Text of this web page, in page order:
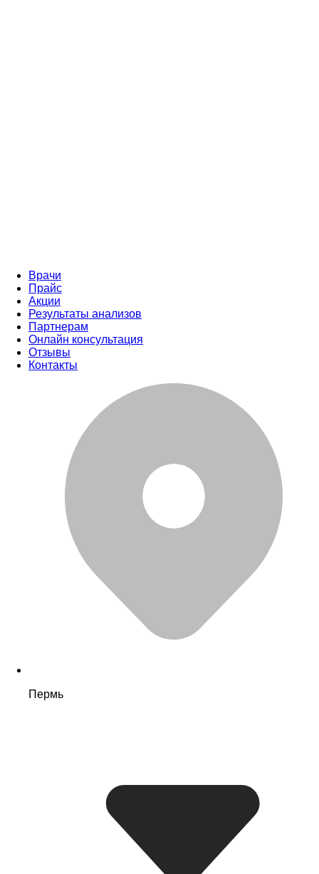
Врачи
Прайс
Акции
Результаты анализов
Партнерам
Онлайн консультация
Отзывы
Контакты
Пермь